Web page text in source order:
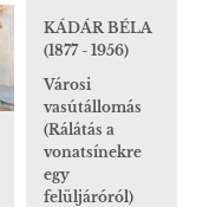
KÁDÁR BÉLA
(1877 - 1956)
Városi
vasútállomás
(Rálátás a
vonatsínekre
egy
felüljáróról)